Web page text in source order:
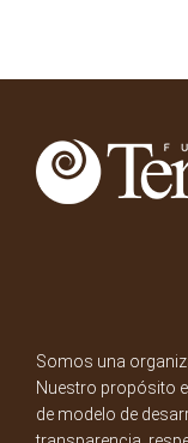
Somos una
Nuestro propósito
de modelo de